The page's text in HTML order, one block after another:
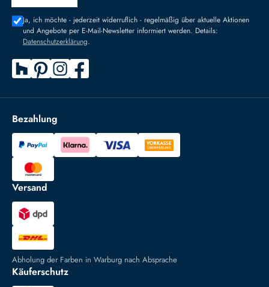
Ja, ich möchte - jederzeit widerruflich - regelmäßig über aktuelle Aktionen
und Angebote per E-Mail-Newsletter informiert werden. Details:
Datenschutzerklärung.
Bezahlung
Versand
Abholung der Farben in Warburg nach Absprache
Käuferschutz